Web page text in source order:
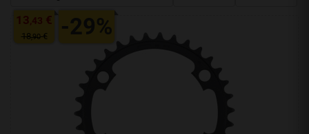
13,43 €
18,90€ -29%